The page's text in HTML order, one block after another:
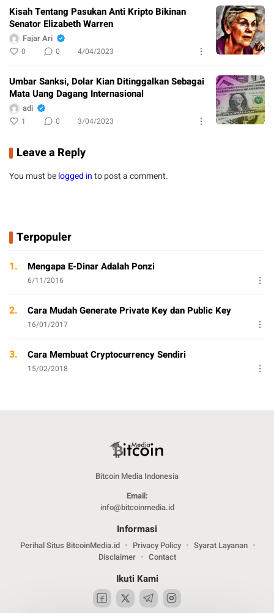
Kisah Tentang Pasukan Anti Kripto Bikinan
Senator Elizabeth Warren
Fajar Ari
0 0 4/04/2023
Umbar Sanksi, Dolar Kian Ditinggalkan Sebagai
Mata Uang Dagang Internasional
adi
1 0 3/04/2023
Leave a Reply
You must belogged into post a comment.
Terpopuler
1. Mengapa E-Dinar Adalah Ponzi
6/11/2016
2. Cara Mudah Generate Private Key dan Public Key
16/01/2017
3. Cara Membuat Cryptocurrency Sendiri
15/02/2018
Bitcoin Media Indonesia
Email:
info@bitcoinmedia.id
Informasi
Perihal Situs BitcoinMedia.id Privacy Policy
Syarat Layanan
Disclaimer
Contact
Ikuti Kami